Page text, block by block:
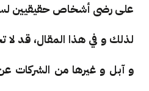
على رضى أشخاص حقيقيين لسنة
لذلك و في هذا المقال، قد
و آبل و غيرها من الشركات